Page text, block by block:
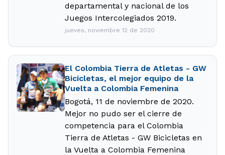
departamental y nacional de los
Juegos Intercolegiados 2019.
jueves, noviembre 12 de 2020
El Colombia Tierra de Atletas - GW
Bicicletas, el mejor equipo de la
Vuelta a Colombia Femenina
Bogotá, 11 de noviembre de 2020.
Mejor no pudo ser el cierre de
competencia para el Colombia
Tierra de Atletas - GW Bicicletas en
la Vuelta a Colombia Femenina